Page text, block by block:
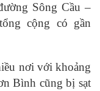
Sông Cầu –
cộng có gần
nơi với khoảng
Bình cũng bị sạt